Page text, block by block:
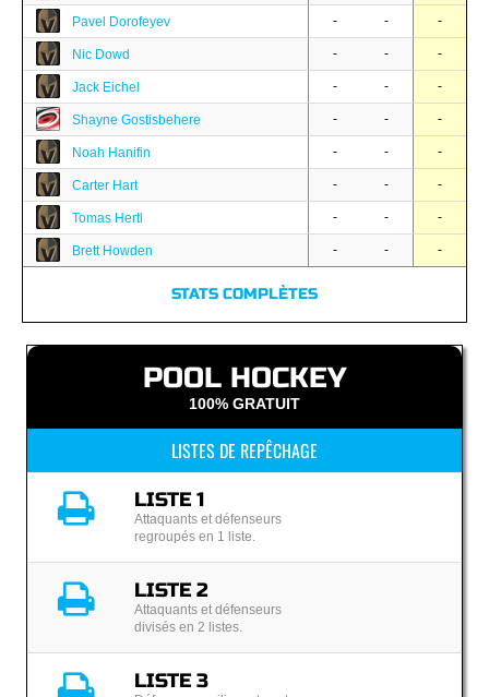
Pavel Dorofeyev - - -
Nic Dowd - - -
Jack Eichel - - -
Shayne Gostisbehere - - -
Noah Hanifin - - -
Carter Hart - - -
Tomas Hertl - - -
Brett Howden - - -
STATS COMPLÈTES
POOL HOCKEY
100% GRATUIT
LISTES DE REPÊCHAGE
LISTE 1
Attaquants et défenseurs
regroupés en 1 liste.
LISTE 2
Attaquants et défenseurs
divisés en 2 listes.
LISTE 3